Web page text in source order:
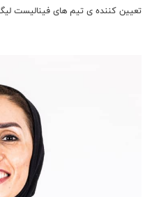
تعیین کننده ی تیم های فینالیست